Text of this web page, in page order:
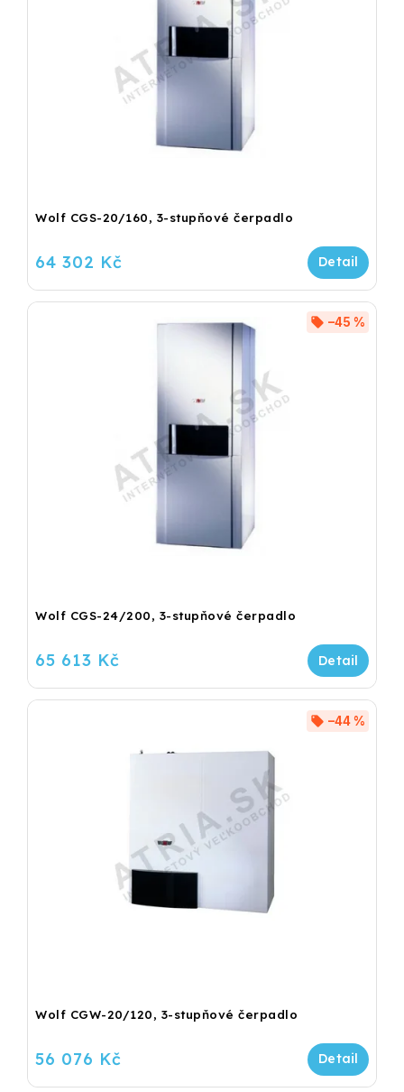
Wolf CGS-20/160, 3-stupňové čerpadlo
64 302 Kč
Wolf CGS-24/200, 3-stupňové čerpadlo
–45 %
65 613 Kč
Wolf CGW-20/120, 3-stupňové čerpadlo
–44 %
56 076 Kč